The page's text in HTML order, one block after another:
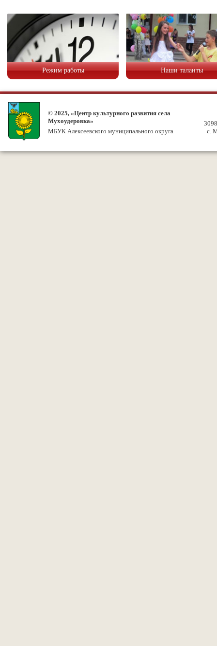
Режим работы Наши таланты
© 2025, «Центр культурного развития села
Мухоудеровка»
МБУК Алексеевского муниципального округа
с.